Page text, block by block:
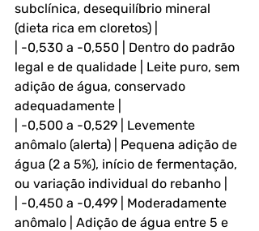
subclínica, desequilíbrio mineral
(dieta rica em cloretos) |
| -0,530 a -0,550 | Dentro do padrão
legal e de qualidade | Leite puro, sem
adição de água, conservado
adequadamente |
| -0,500 a -0,529 | Levemente
anômalo (alerta) | Pequena adição de
água (2 a 5%), início de fermentação,
ou variação individual do rebanho |
| -0,450 a -0,499 | Moderadamente
anômalo | Adição de água entre 5 e